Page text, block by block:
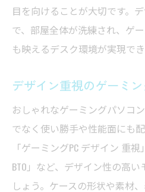
目を向けることが大切です。
で、部屋全体が洗練され、ゲ
も映えるデスク環境が実現でき
デザイン重視のゲーミ
おしゃれなゲーミングパソコ
でなく使い勝手や性能面にも
「ゲーミングPC デザイン 重
BTO」など、デザイン性の高
しょう。ケースの形状や素材